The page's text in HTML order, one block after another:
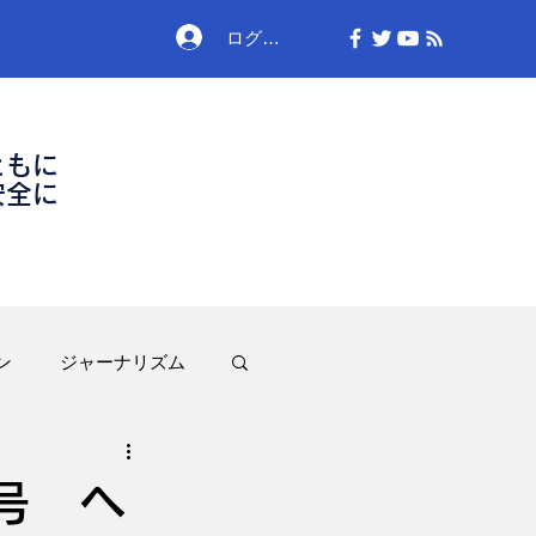
ログイン
に
に
ジャーナリズム
ヘ